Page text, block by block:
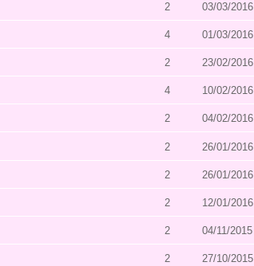
2 03/03/2016
4 01/03/2016
2 23/02/2016
4 10/02/2016
2 04/02/2016
2 26/01/2016
2 26/01/2016
2 12/01/2016
2 04/11/2015
2 27/10/2015